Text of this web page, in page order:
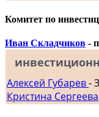
Комитет по
Иван Складчиков -
Алексей Губарев-
Кристина Сергеева